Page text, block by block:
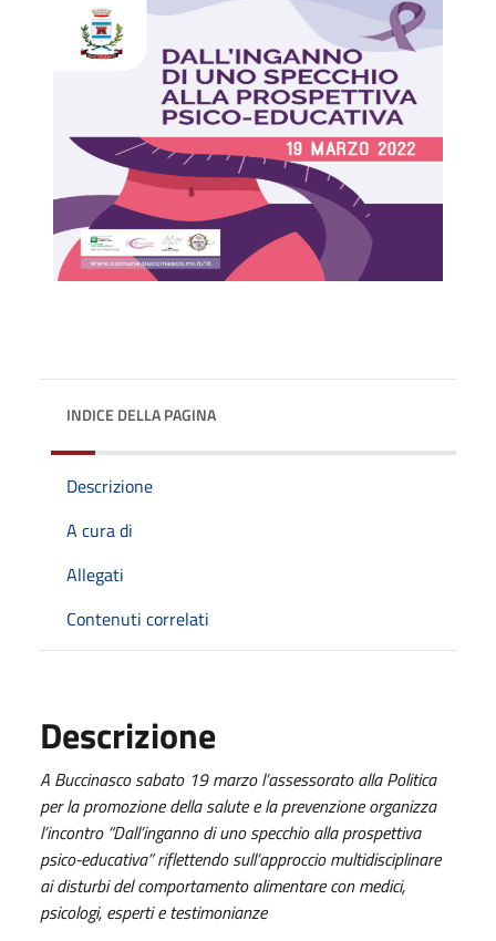
INDICE DELLA PAGINA
Descrizione
A cura di
Allegati
Contenuti correlati
Descrizione
A Buccinasco sabato 19 marzo l’assessorato alla Politica
per la promozione della salute e la prevenzione organizza
l’incontro “Dall’inganno di uno specchio alla prospettiva
psico-educativa” riflettendo sull’approccio multidisciplinare
ai disturbi del comportamento alimentare con medici,
psicologi, esperti e testimonianze